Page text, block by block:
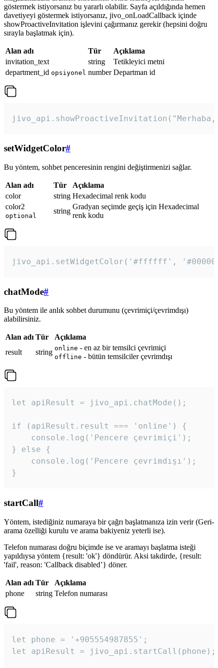
göstermek istiyorsanız bu yararlı olabilir. Sayfa açıldığında hemen
davetiyeyi göstermek istiyorsanız, jivo_onLoadCallback içinde
showProactiveInvitation işlevini çağırmanız gerekir (hepsini doğru
sırayla başlatmak için).
Alan adı Tür
Açıklama
invitation_text
string
Tetikleyici metni
department_id opsiyonel number Departman id
setWidgetColor#
Bu yöntem, sohbet penceresinin rengini değiştirmenizi sağlar.
Alan adı Tür
Açıklama
color
string Hexadecimal renk kodu
color2
optional
string
Gradyan seçimde geçiş için Hexadecimal
renk kodu
jivo_api.setWidgetColor('#ffffff',
chatMode#
Bu yöntem ile anlık sohbet durumunu (çevrimiçi/çevrimdışı)
alabilirsiniz.
Alan adı Tür
Açıklama
result
string online - en az bir temsilci çevrimiçi
offline - bütün temsilciler çevrimdışı
let apiResult = jivo_api.chatMode();
if (apiResult.result === 'online') {
    console.log('Pencere çevrimiçi');
} else {
    console.log('Pencere çevrimdışı');
}
startCall#
Yöntem, istediğiniz numaraya bir çağrı başlatmanıza izin verir (Geri-
arama özelliği kurulu ve arama bakiyeniz yeterli ise).
Telefon numarası doğru biçimde ise ve aramayı başlatma isteği
yapıldıysa yöntem {result: 'ok'} döndürür. Aksi takdirde, {result:
'fail', reason: 'Callback disabled’} döner.
Alan adı Tür
Açıklama
phone
string Telefon numarası
let phone = '+905554987855';
let apiResult = jivo_api.startCall(phone);